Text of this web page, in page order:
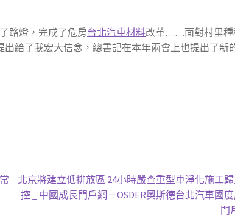
路燈，完成了危房台北汽車材料改革……面對村里種
給了我宏大信念，總書記在本年兩會上也提出了新
下
一
北京將建立低排放區 24小時嚴查重型車淨化施工
控 _ 中國成長門戶網－OSDER奧斯德台北汽車國
門